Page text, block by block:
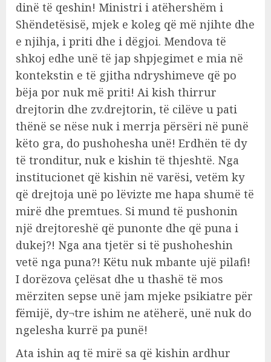
dinë të qeshin! Ministri i atëhershëm i
Shëndetësisë, mjek e koleg që më njihte dhe
e njihja, i priti dhe i dëgjoi. Mendova të
shkoj edhe unë të jap shpjegimet e mia në
kontekstin e të gjitha ndryshimeve që po
bëja por nuk më priti! Ai kish thirrur
drejtorin dhe zv.drejtorin, të cilëve u pati
thënë se nëse nuk i merrja përsëri në punë
këto gra, do pushohesha unë! Erdhën të dy
të tronditur, nuk e kishin të thjeshtë. Nga
institucionet që kishin në varësi, vetëm ky
që drejtoja unë po lëvizte me hapa shumë të
mirë dhe premtues. Si mund të pushonin
një drejtoreshë që punonte dhe që puna i
dukej?! Nga ana tjetër si të pushoheshin
vetë nga puna?! Këtu nuk mbante ujë pilafi!
I dorëzova çelësat dhe u thashë të mos
mërziten sepse unë jam mjeke psikiatre për
fëmijë, dy¬tre ishim ne atëherë, unë nuk do
ngelesha kurrë pa punë!
Ata ishin aq të mirë sa që kishin ardhur